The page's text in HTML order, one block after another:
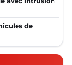
de